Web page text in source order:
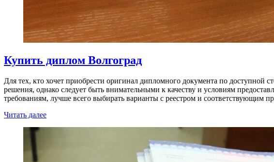
Купить диплом Волгоград
Для тех, кто хочет приобрести оригинал дипломного документа по доступной
решения, однако следует быть внимательными к качеству и условиям
требованиям, лучше всего выбирать варианты с реестром и соответствующим
Читать далее